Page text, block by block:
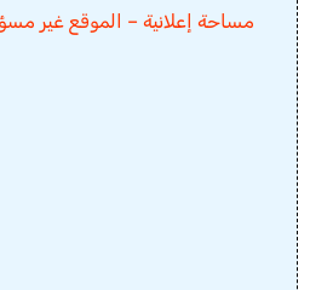
مساحة إعلانية – الموقع غير